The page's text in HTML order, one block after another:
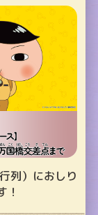
列）におしり
！